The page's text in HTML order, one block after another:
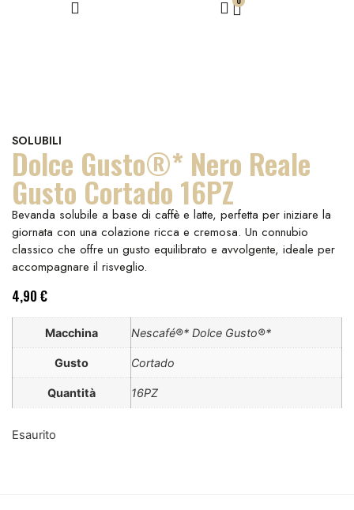
SOLUBILI
Dolce Gusto®* Nero Reale
Gusto Cortado 16PZ
Bevanda solubile a base di caffè e latte, perfetta per iniziare la
giornata con una colazione ricca e cremosa. Un connubio
classico che offre un gusto equilibrato e avvolgente, ideale per
accompagnare il risveglio.
4,90 €
Macchina Nescafé®* Dolce Gusto®*
Gusto Cortado
Quantità 16PZ
Esaurito